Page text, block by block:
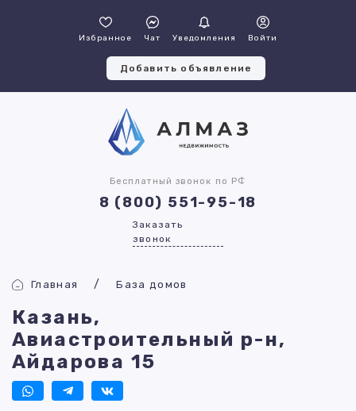
Избранное Чат Уведомления Войти
Добавить объявление
Бесплатный звонок по РФ
8 (800) 551-95-18
Заказать
звонок
Главная База домов
Казань,
Авиастроительный р-н,
Айдарова 15